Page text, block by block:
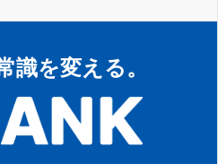
識を変える。